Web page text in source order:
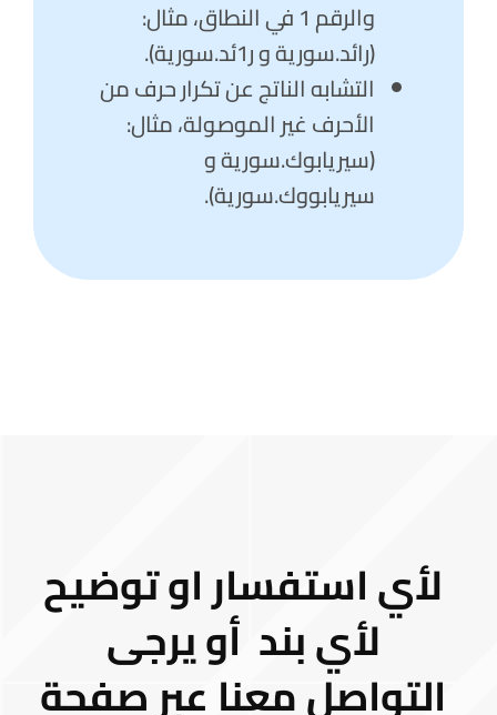
والرقم 1 في النطاق، مثال:
(رائد.سورية و ر1ئد.سورية).
التشابهالناتج عنتكرارحرفمن
الأحرف غير الموصولة، مثال:
(سيريابوك.سورية و
سيريابووك.سورية).
لأي استفسار او توضيح
لأي بند أو يرجى
التواصل معنا عبر صفحة